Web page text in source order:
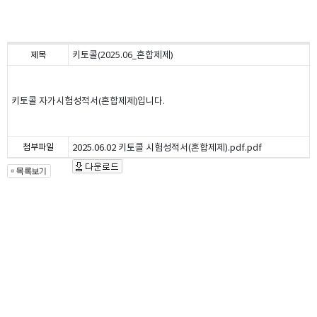
제목 키토콜(2025.06_혼합제제)
키토콜 자가시험성적서(혼합제제)입니다.
첨부파일 2025.06.02 키토콜 시험성적서(혼합제제).pdf.pdf